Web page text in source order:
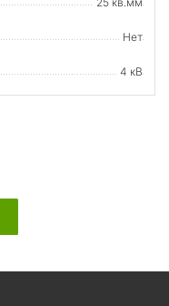
Нет
4 кВ